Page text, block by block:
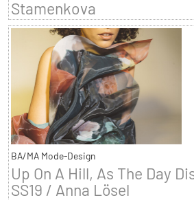
Stamenkova
BA/MA Mode-Design
Up On A Hill, As The Day
SS19 / Anna Lösel